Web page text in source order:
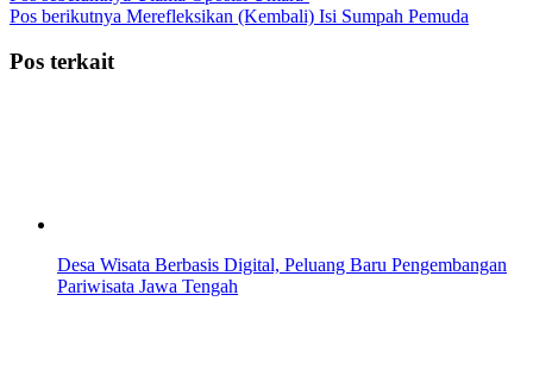
Pos berikutnya Merefleksikan (Kembali) Isi Sumpah Pemuda
Pos terkait
Desa Wisata Berbasis Digital, Peluang Baru Pengembangan
Pariwisata Jawa Tengah